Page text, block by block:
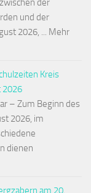
der
und der
2026, ... Mehr
Kreis
2026
– Zum Beginn des
2026, im
dienen
am 20.